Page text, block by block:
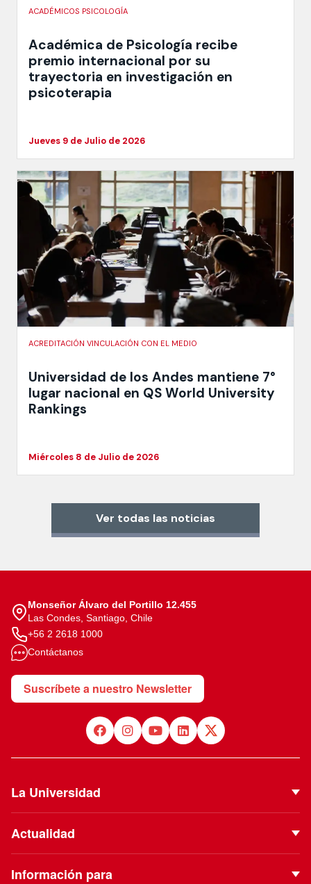
ACADÉMICOS PSICOLOGÍA
Académica de Psicología recibe
premio internacional por su
trayectoria en investigación en
psicoterapia
Jueves 9 de Julio de 2026
ACREDITACIÓN VINCULACIÓN CON EL MEDIO
Universidad de los Andes mantiene 7°
lugar nacional en QS World University
Rankings
Miércoles 8 de Julio de 2026
Ver todas las noticias
Monseñor Álvaro del Portillo 12.455
Las Condes, Santiago, Chile
+56 2 2618 1000
Contáctanos
Suscríbete a nuestro Newsletter
La Universidad
Proyecto Institucional
Actualidad
Información para